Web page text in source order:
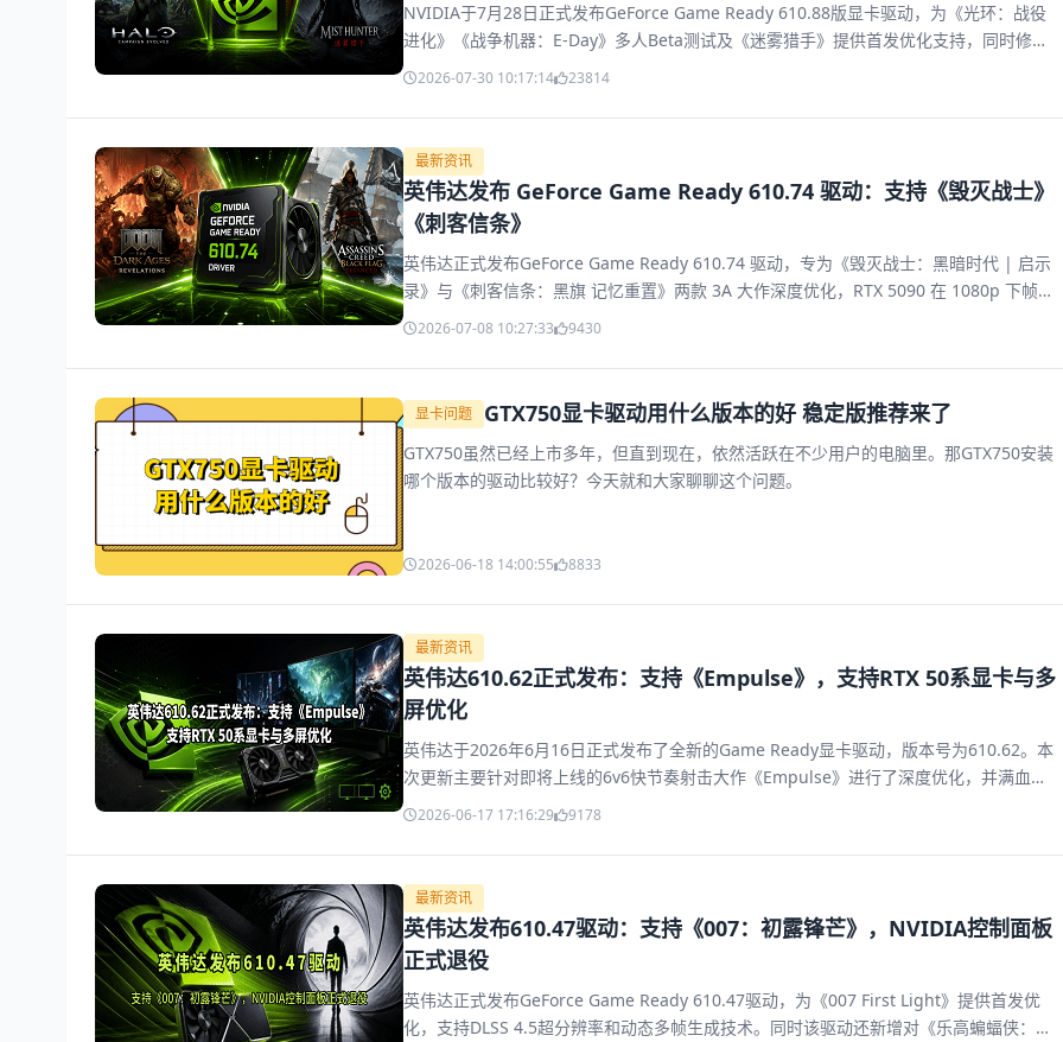
NVIDIA于7月28日正式发布GeForce Game Ready 610.88版显卡驱动，为《光环：战役
进化》《战争机器：E-Day》多人Beta测试及《迷雾猎手》提供首发优化支持，同时修复
了RTX 50系列在《光环》中的崩溃问题、《流放之路2》DX12模式间歇性卡顿、RTX
读新驱动的新游适配亮点、修复内容汇总及安全更新方法，帮助玩家快速升级获得最佳游
戏体验。
2026-07-30 10:17:14 23814
最新资讯
英伟达发布 GeForce Game Ready 610.74 驱动：支持《毁灭战士》
《刺客信条》
英伟达正式发布GeForce Game Ready 610.74 驱动，专为《毁灭战士：黑暗时代 | 启示
录》与《刺客信条：黑旗 记忆重置》两款 3A 大作深度优化，RTX 5090 在 1080p 下帧率
突破 500 FPS，DLSS 多帧生成 6X 模式火力全开。驱动人生一键升级，附性能数据表与常
2026-07-08 10:27:33 9430
显卡问题 GTX750显卡驱动用什么版本的好 稳定版推荐来了
GTX750虽然已经上市多年，但直到现在，依然活跃在不少用户的电脑里。那GTX750安装
哪个版本的驱动比较好？今天就和大家聊聊这个问题。
2026-06-18 14:00:55 8833
最新资讯
英伟达610.62正式发布：支持《Empulse》，支持RTX 50系显卡与多
屏优化
英伟达于2026年6月16日正式发布了全新的Game Ready显卡驱动，版本号为610.62。本
次更新主要针对即将上线的6v6快节奏射击大作《Empulse》进行了深度优化，并满血支
持DLSS 4.5动态多帧生成技术。此外，新驱动还修复了《魔兽世界》、《Apex英雄》等热
2026-06-17 17:16:29 9178
最新资讯
英伟达发布610.47驱动：支持《007：初露锋芒》，NVIDIA控制面板
正式退役
英伟达正式发布GeForce Game Ready 610.47驱动，为《007 First Light》提供首发优
化，支持DLSS 4.5超分辨率和动态多帧生成技术。同时该驱动还新增对《乐高蝙蝠侠：黑